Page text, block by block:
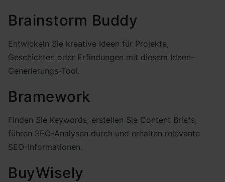
Brainstorm Buddy
Entwickeln Sie kreative Ideen für Projekte,
Geschichten oder Erfindungen mit diesem Ideen-
Generierungs-Tool.
Bramework
Finden Sie Keywords, erstellen Sie Content Briefs,
führen SEO-Analysen durch und erhalten relevante
SEO-Informationen.
BuyWisely